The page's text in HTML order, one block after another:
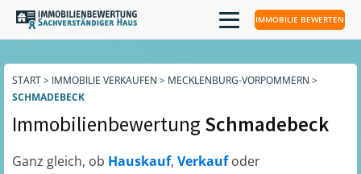
IMMOBILIE BEWERTEN
START> IMMOBILIE VERKAUFEN > MECKLENBURG-VORPOMMERN >
SCHMADEBECK
ImmobilienbewertungSchmadebeck
Ganz gleich, ob Hauskauf, Verkaufoder